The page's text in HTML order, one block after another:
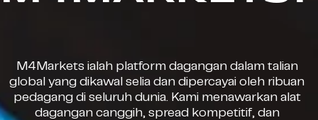
M4Markets ialah platform dagangan dalam talian
global yang dikawal selia dan dipercayai oleh ribuan
pedagang di seluruh dunia. Kami menawarkan alat
dagangan canggih, spread kompetitif, dan